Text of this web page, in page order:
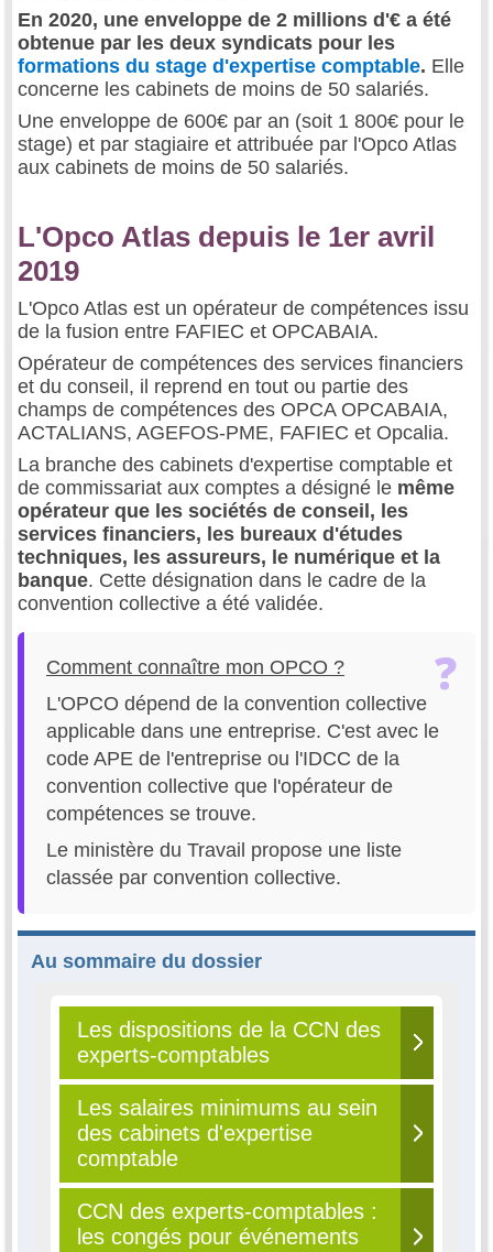
En 2020, une enveloppe de 2 millions d'€ a été
obtenue par les deux syndicats pour les
formations du stage d'expertise comptable. Elle
concerne les cabinets de moins de 50 salariés.
Une enveloppe de 600€ par an (soit 1 800€ pour le
stage) et par stagiaire et attribuée par l'Opco Atlas
aux cabinets de moins de 50 salariés.
L'Opco Atlas depuis le 1er avril
2019
L'Opco Atlas est un opérateur de compétences issu
de la fusion entre FAFIEC et OPCABAIA.
Opérateur de compétences des services financiers
et du conseil, il reprend en tout ou partie des
champs de compétences des OPCA OPCABAIA,
ACTALIANS, AGEFOS-PME, FAFIEC et Opcalia.
La branche des cabinets d'expertise comptable et
de commissariat aux comptes a désigné le même
opérateur que les sociétés de conseil, les
services financiers, les bureaux d'études
techniques, les assureurs, le numérique et la
banque. Cette désignation dans le cadre de la
convention collective a été validée.
Comment connaître mon OPCO ?
L'OPCO dépend de la convention collective
applicable dans une entreprise. C'est avec le
code APE de l'entreprise ou l'IDCC de la
convention collective que l'opérateur de
compétences se trouve.
Le ministère du Travail propose une liste
classée par convention collective.
Au sommaire du dossier
Les dispositions de la CCN des
experts-comptables
Les salaires minimums au sein
des cabinets d'expertise
comptable
CCN des experts-comptables :
les congés pour événements